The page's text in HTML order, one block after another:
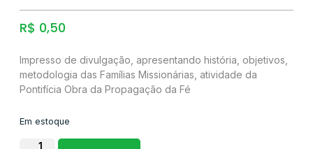
R$ 0,50
Impresso de divulgação, apresentando história, objetivos,
metodologia das Famílias Missionárias, atividade da
Pontifícia Obra da Propagação da Fé
Em estoque